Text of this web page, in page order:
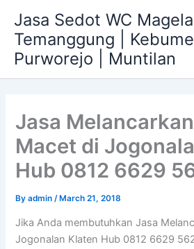
content
Jasa Sedot WC
Temanggung |
Purworejo | Muntilan
Jasa
Macet di
Hub 0812 6629
Byadmin/ March 21, 2018
Jika Anda membutuhkan Jasa
Jogonalan Klaten Hub 0812 6629